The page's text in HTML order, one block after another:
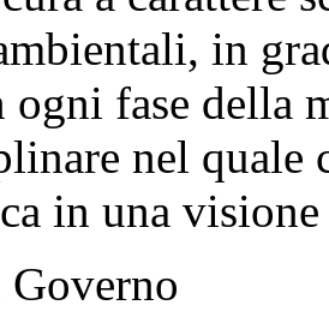
in
ogni fase della
nel quale
in una